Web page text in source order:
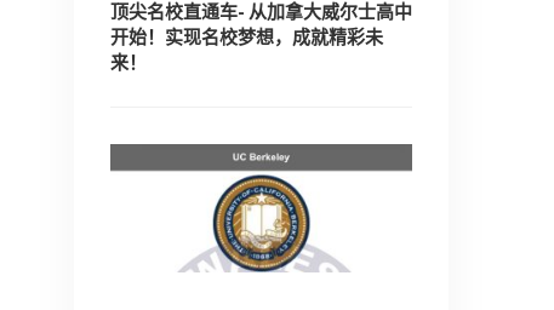
顶尖名校直通车- 从加拿大威尔士高中
开始！实现名校梦想，成就精彩未
来！